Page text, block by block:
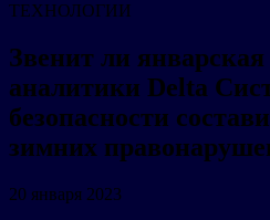
ТЕХНОЛОГИИ
Звенит ли
аналитики Delta
безопасности
зимних
20 января 2023